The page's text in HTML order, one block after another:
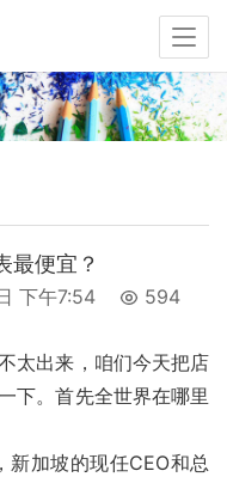
最便宜？
下午7:54 594
太出来，咱们今天把店
下。首先全世界在哪里
新加坡的现任CEO和总